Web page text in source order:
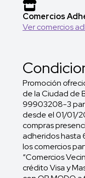
Comercios
Ver comercios
Promoción
de la Ciudad de
99903208-3
desde el 01/01/
compras
adheridos hasta
los comercios
“Comercios
crédito Visa y